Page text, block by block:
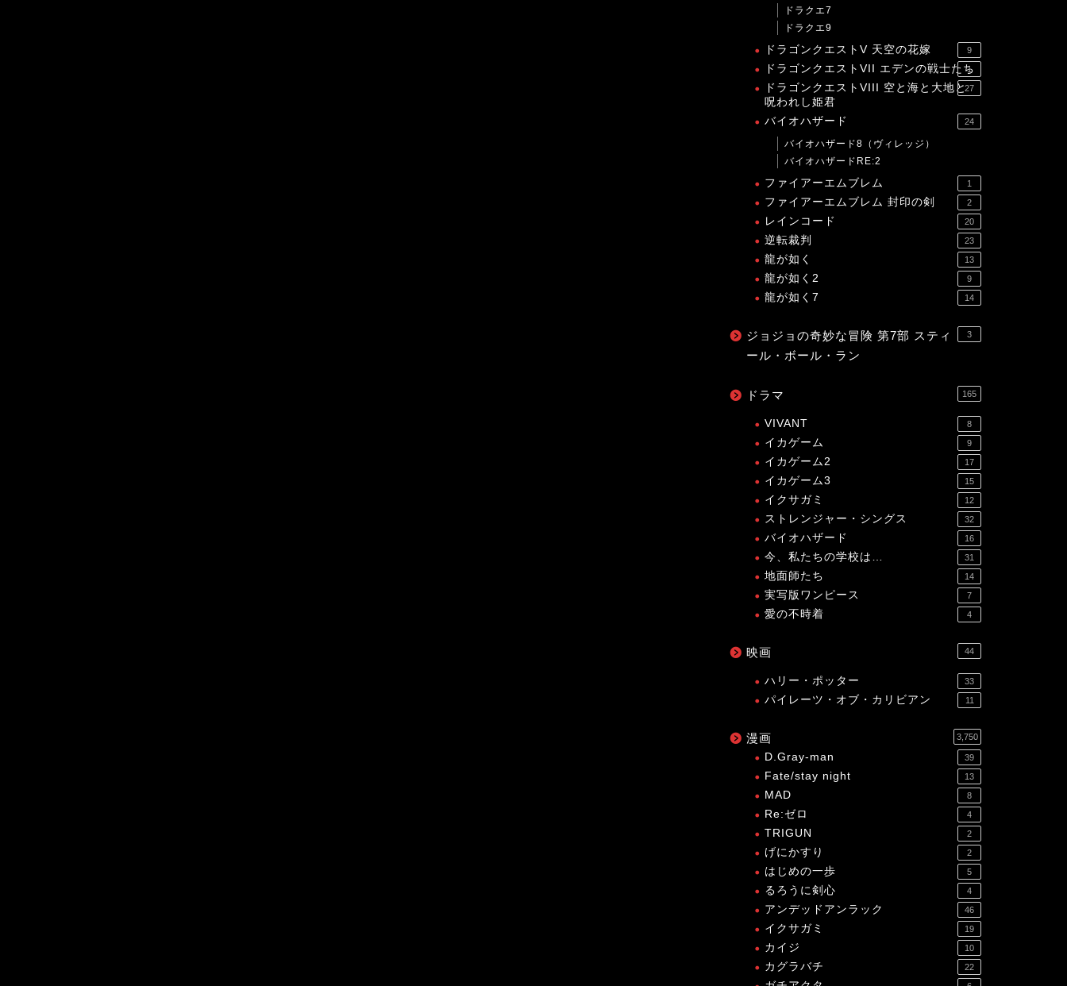
ドラクエ7
ドラクエ9
ドラゴンクエストV 天空の花嫁 9
ドラゴンクエストVII エデンの戦士たち
1
ドラゴンクエストVIII 空と海と大地と
呪われし姫君
27
バイオハザード 24
バイオハザード8（ヴィレッジ）
バイオハザードRE:2
ファイアーエムブレム 1
ファイアーエムブレム 封印の剣 2
レインコード 20
逆転裁判 23
龍が如く 13
龍が如く2 9
龍が如く7 14
ジョジョの奇妙な冒険 第7部 スティ
ール・ボール・ラン
3
ドラマ 165
VIVANT 8
イカゲーム 9
イカゲーム2 17
イカゲーム3 15
イクサガミ 12
ストレンジャー・シングス 32
バイオハザード 16
今、私たちの学校は… 31
地面師たち 14
実写版ワンピース 7
愛の不時着 4
映画 44
ハリー・ポッター 33
パイレーツ・オブ・カリビアン 11
漫画 3,750
D.Gray-man 39
Fate/stay night 13
MAD 8
Re:ゼロ 4
TRIGUN 2
げにかすり 2
はじめの一歩 5
るろうに剣心 4
アンデッドアンラック 46
イクサガミ 19
カイジ 10
カグラバチ 22